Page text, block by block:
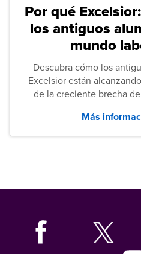
Por qué
los antiguos
mundo
Descubra cómo los
Excelsior están
de la creciente brecha
tanto las empresas
graduados en todo
Más